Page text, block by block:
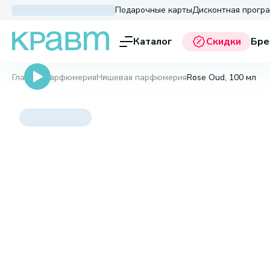
Подарочные картыДисконтная
Каталог Скидки
Главная ПарфюмерияНишевая парфюмерияRose Oud, 100 мл